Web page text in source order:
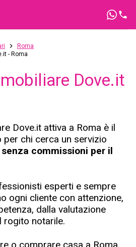
Roma
- Roma
Dove.it
Dove.it attiva a Roma è il
chi cerca un servizio
senza commissioni per il
esperti e sempre
ogni cliente con attenzione,
dalla valutazione
rogito notarile.